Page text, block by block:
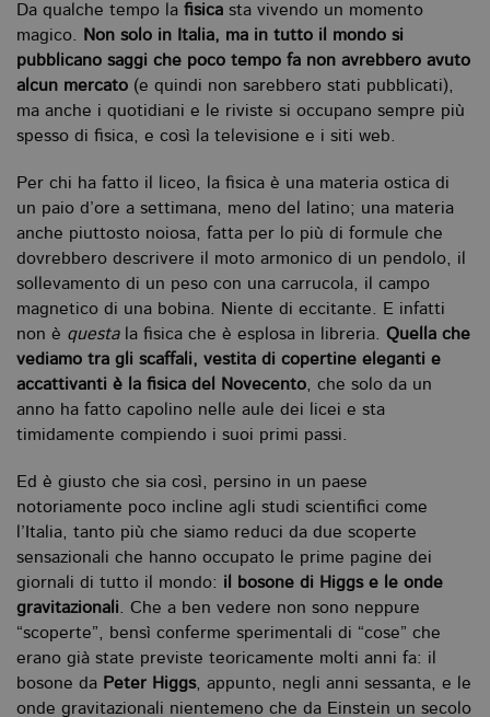
Da qualche tempo la fisica sta vivendo un momento
magico.
Non solo in Italia, ma in tutto il mondo si
pubblicano saggi che poco tempo fa non avrebbero avuto
alcun mercato (e quindi non sarebbero stati pubblicati),
ma anche i quotidiani e le riviste si occupano sempre più
spesso di fisica, e così la televisione e i siti web.
Per chi ha fatto il liceo, la fisica è una materia ostica di
un paio d’ore a settimana, meno del latino; una materia
anche piuttosto noiosa, fatta per lo più di formule che
dovrebbero descrivere il moto armonico di un pendolo, il
sollevamento di un peso con una carrucola, il campo
magnetico di una bobina. Niente di eccitante. E infatti
non è questala fisica che è esplosa in libreria. Quella che
vediamo tra gli scaffali, vestita di copertine eleganti e
accattivanti è la fisica del Novecento, che solo da un
anno ha fatto capolino nelle aule dei licei e sta
timidamente compiendo i suoi primi passi.
Ed è giusto che sia così, persino in un paese
notoriamente poco incline agli studi scientifici come
l’Italia, tanto più che siamo reduci da due scoperte
sensazionali che hanno occupato le prime pagine dei
giornali di tutto il mondo: il bosone di Higgs e le onde
gravitazionali. Che a ben vedere non sono neppure
“scoperte”, bensì conferme sperimentali di “cose” che
erano già state previste teoricamente molti anni fa: il
bosone da Peter Higgs, appunto, negli anni sessanta, e le
onde gravitazionali nientemeno che da Einstein un secolo